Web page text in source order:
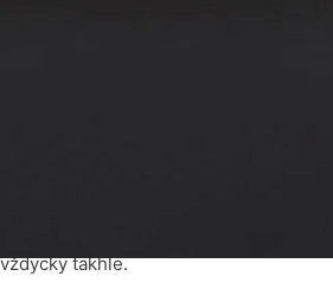
Miley Cyrus se v průběhu let stala
zůstává nápadný jeden detail: její
vždycky takhle.